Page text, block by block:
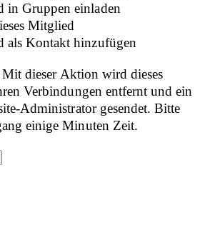
in Gruppen einladen
Mitglied
als Kontakt hinzufügen
Mit dieser Aktion wird dieses
Verbindungen entfernt und ein
Administrator gesendet. Bitte
einige Minuten Zeit.